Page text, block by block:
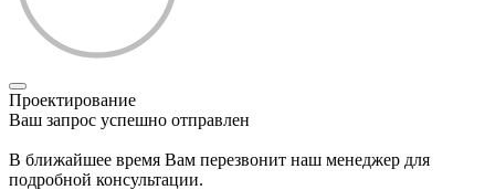
Проектирование
Ваш запрос успешно отправлен
В ближайшее время Вам перезвонит наш менеджер для
подробной консультации.